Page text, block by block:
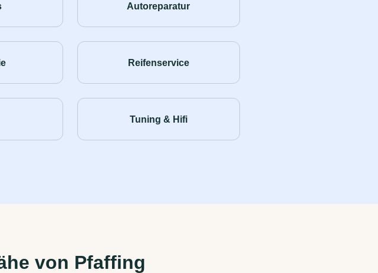
Autoreparatur
Reifenservice
Tuning & Hifi
von Pfaffing